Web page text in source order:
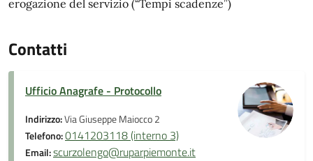
erogazione del servizio (“Tempi scadenze”)
Contatti
Ufficio Anagrafe - Protocollo
Indirizzo:Via Giuseppe Maiocco 2
Telefono:0141203118 (interno 3)
Email:scurzolengo@ruparpiemonte.it